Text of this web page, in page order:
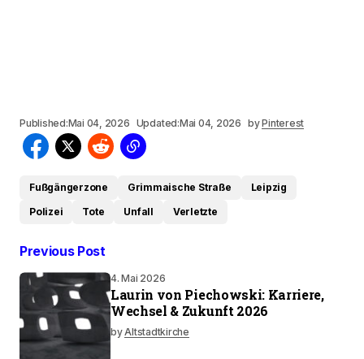
Published:Mai 04, 2026 Updated:Mai 04, 2026 byPinterest
Fußgängerzone Grimmaische Straße
Leipzig
Polizei
Tote Unfall Verletzte
Previous Post
4. Mai 2026
Laurin von Piechowski: Karriere,
Wechsel & Zukunft 2026
byAltstadtkirche